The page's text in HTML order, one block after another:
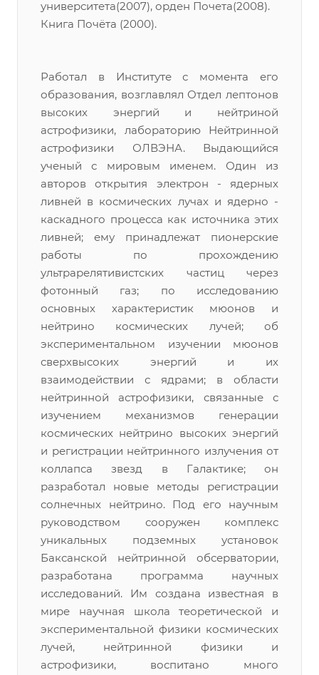
университета(2007), орден Почета(2008).
Книга Почёта (2000).
Работал в Институте с момента его
образования, возглавлял Отдел лептонов
высоких энергий и нейтриной
астрофизики, лабораторию Нейтринной
астрофизики ОЛВЭНА. Выдающийся
ученый с мировым именем. Один из
авторов открытия электрон - ядерных
ливней в космических лучах и ядерно -
каскадного процесса как источника этих
ливней; ему принадлежат пионерские
работы по прохождению
ультрарелятивистских частиц через
фотонный газ; по исследованию
основных характеристик мюонов и
нейтрино космических лучей; об
экспериментальном изучении мюонов
сверхвысоких энергий и их
взаимодействии с ядрами; в области
нейтринной астрофизики, связанные с
изучением механизмов генерации
космических нейтрино высоких энергий
и регистрации нейтринного излучения от
коллапса звезд в Галактике; он
разработал новые методы регистрации
солнечных нейтрино. Под его научным
руководством сооружен комплекс
уникальных подземных установок
Баксанской нейтринной обсерватории,
разработана программа научных
исследований. Им создана известная в
мире научная школа теоретической и
экспериментальной физики космических
лучей, нейтринной физики и
астрофизики, воспитано много